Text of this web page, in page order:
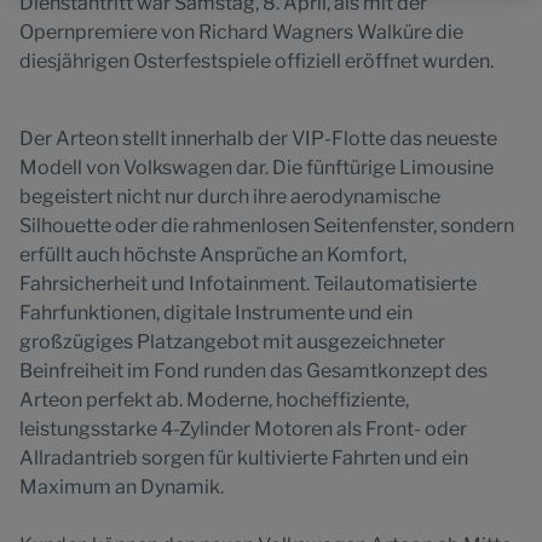
Opernpremiere von Richard Wagners Walküre die
diesjährigen Osterfestspiele offiziell eröffnet wurden.
Der Arteon stellt innerhalb der VIP-Flotte das neueste
Modell von Volkswagen dar. Die fünftürige Limousine
begeistert nicht nur durch ihre aerodynamische
Silhouette oder die rahmenlosen Seitenfenster, sondern
erfüllt auch höchste Ansprüche an Komfort,
Fahrsicherheit und Infotainment. Teilautomatisierte
Fahrfunktionen, digitale Instrumente und ein
großzügiges Platzangebot mit ausgezeichneter
Beinfreiheit im Fond runden das Gesamtkonzept des
Arteon perfekt ab. Moderne, hocheffiziente,
leistungsstarke 4-Zylinder Motoren als Front- oder
Allradantrieb sorgen für kultivierte Fahrten und ein
Maximum an Dynamik.